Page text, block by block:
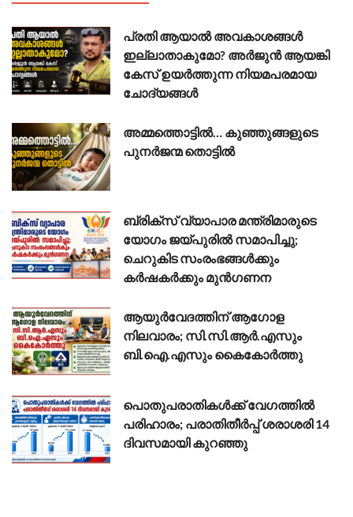
പ്രതി ആയാൽ അവകാശങ്ങൾ
ഇല്ലാതാകുമോ? അർജുൻ ആയങ്കി
കേസ് ഉയർത്തുന്ന നിയമപരമായ
ചോദ്യങ്ങൾ
അമ്മത്തൊട്ടിൽ… കുഞ്ഞുങ്ങളുടെ
പുനർജന്മ തൊട്ടിൽ
ബ്രിക്സ് വ്യാപാര മന്ത്രിമാരുടെ
യോഗം ജയ്പുരിൽ സമാപിച്ചു;
ചെറുകിട സംരംഭങ്ങൾക്കും
കർഷകർക്കും മുൻഗണന
ആയുർവേദത്തിന് ആഗോള
നിലവാരം; സി.സി.ആർ.എസും
ബി.ഐ.എസും കൈകോർത്തു
പൊതുപരാതികൾക്ക് വേഗത്തിൽ
പരിഹാരം; പരാതിതീർപ്പ് ശരാശരി 14
ദിവസമായി കുറഞ്ഞു